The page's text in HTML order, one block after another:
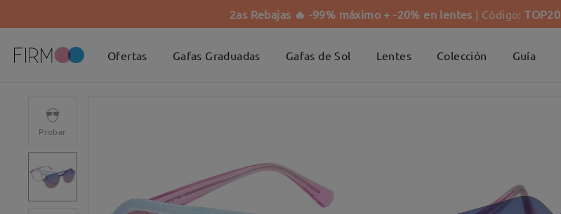
2as Rebajas 🔥 -99% máximo + -20% en lentes | Código:TOP20
Ofertas Gafas Graduadas Gafas de Sol Lentes Colección Guía
Probar